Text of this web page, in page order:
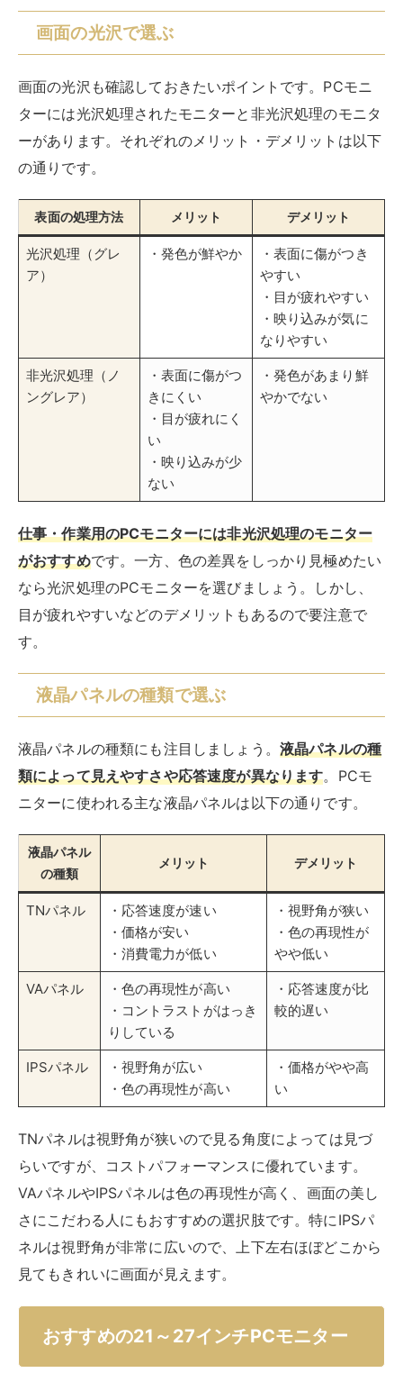
画面の光沢で選ぶ
画面の光沢も確認しておきたいポイントです。PCモニ
ターには光沢処理されたモニターと非光沢処理のモニタ
ーがあります。それぞれのメリット・デメリットは以下
の通りです。
表面の処理方法 メリット デメリット
光沢処理（グレ
ア）
・発色が鮮やか
・表面に傷がつき
やすい
・目が疲れやすい
・映り込みが気に
なりやすい
非光沢処理（ノ
ングレア）
・表面に傷がつ
きにくい
・目が疲れにく
い
・映り込みが少
ない
・発色があまり鮮
やかでない
仕事・作業用のPCモニターには非光沢処理のモニター
がおすすめです。一方、色の差異をしっかり見極めたい
なら光沢処理のPCモニターを選びましょう。しかし、
目が疲れやすいなどのデメリットもあるので要注意で
す。
液晶パネルの種類で選ぶ
液晶パネルの種類にも注目しましょう。 液晶パネルの種
類によって見えやすさや応答速度が異なります。PCモ
ニターに使われる主な液晶パネルは以下の通りです。
液晶パネル
の種類
メリット デメリット
TNパネル
・応答速度が速い
・価格が安い
・消費電力が低い
・視野角が狭い
・色の再現性が
やや低い
VAパネル
・色の再現性が高い
・コントラストがはっき
りしている
・応答速度が比
較的遅い
IPSパネル
・視野角が広い
・色の再現性が高い
・価格がやや高
い
TNパネルは視野角が狭いので見る角度によっては見づ
らいですが、コストパフォーマンスに優れています。
VAパネルやIPSパネルは色の再現性が高く、画面の美し
さにこだわる人にもおすすめの選択肢です。特にIPSパ
ネルは視野角が非常に広いので、上下左右ほぼどこから
見てもきれいに画面が見えます。
おすすめの21～27インチPCモニター